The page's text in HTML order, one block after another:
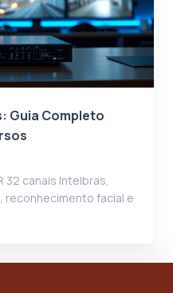
Guia Completo
32 canais Intelbras,
facial e